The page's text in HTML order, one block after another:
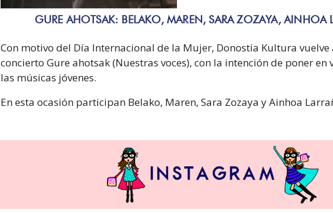
GURE AHOTSAK: BELAKO, MAREN, SARA ZOZAYA, AINHOA
Con motivo del Día Internacional de la Mujer, Donostia Kultura vuelve
concierto Gure ahotsak (Nuestras voces), con la intención de poner
las músicas jóvenes.
En esta ocasión participan Belako, Maren, Sara Zozaya y Ainhoa